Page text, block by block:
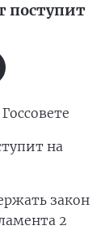
поступит
на
закон
2